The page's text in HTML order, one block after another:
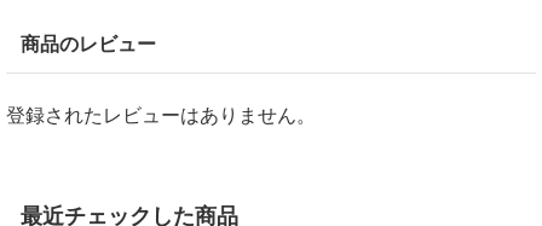
商品のレビュー
登録されたレビューはありません。
最近チェックした商品